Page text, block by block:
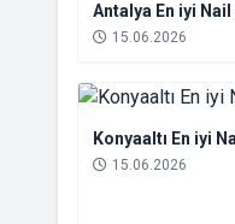
Antalya En iyi
15.06.2026
Konyaaltı En iyi
15.06.2026